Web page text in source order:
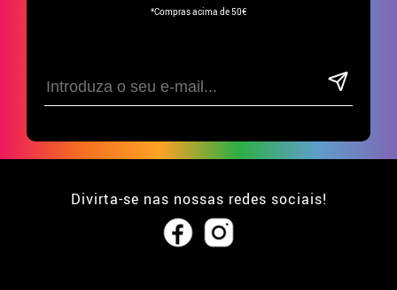
*Compras acima de 50€
Divirta-se nas nossas redes sociais!